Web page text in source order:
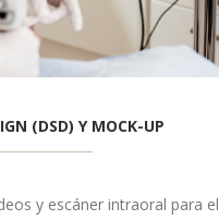
(DSD) Y MOCK-UP
y escáner intraoral para el